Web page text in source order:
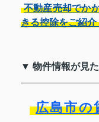
不動産売却でか
きる控除をご紹介
▼ 物件情報が見
広島市の